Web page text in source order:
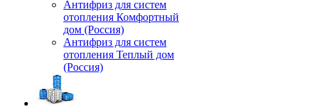
Антифриз для систем
отопления Комфортный
дом (Россия)
Антифриз для систем
отопления Теплый дом
(Россия)